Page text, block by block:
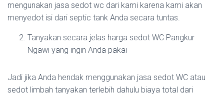
mengunakan jasa sedot wc dari kami karena kami akan
menyedot isi dari septic tank Anda secara tuntas.
Tanyakan secara jelas harga sedot WC Pangkur
Ngawi yang ingin Anda pakai
Jadi jika Anda hendak menggunakan jasa sedot WC atau
sedot limbah tanyakan terlebih dahulu biaya total dari